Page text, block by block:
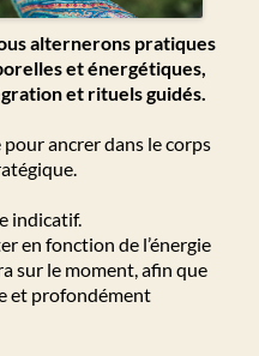
alternerons pratiques
et énergétiques,
et rituels guidés.
ancrer dans le corps
indicatif.
en fonction de l’énergie
sur le moment, afin que
et profondément